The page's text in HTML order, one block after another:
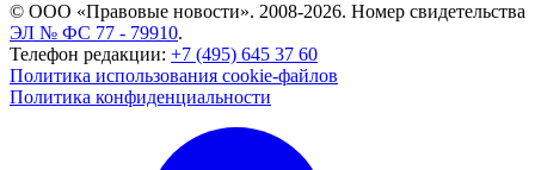
© ООО «Правовые новости». 2008-2026. Номер свидетельства
ЭЛ № ФС 77 - 79910.
Телефон редакции: +7 (495) 645 37 60
Политика использования cookie-файлов
Политика конфиденциальности